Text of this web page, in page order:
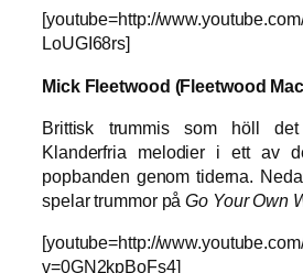
[youtube=http://
LoUGI68rs]
Mick Fleetwood (Fleetwood
Brittisk trummis som höll
Klanderfria melodier i ett av
popbanden genom tiderna.
spelar trummor påGo Your Own
[youtube=http://
v=0GN2kpBoFs4]